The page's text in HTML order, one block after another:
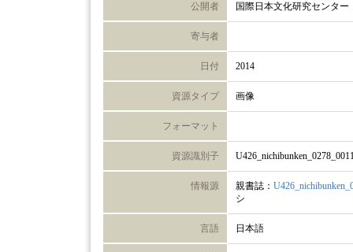
公開者 国際日本文化研究センター
寄与者
日付 2014
資源タイプ 画像
フォーマット
資源識別子
情報源 親書誌：
シ
言語 日本語